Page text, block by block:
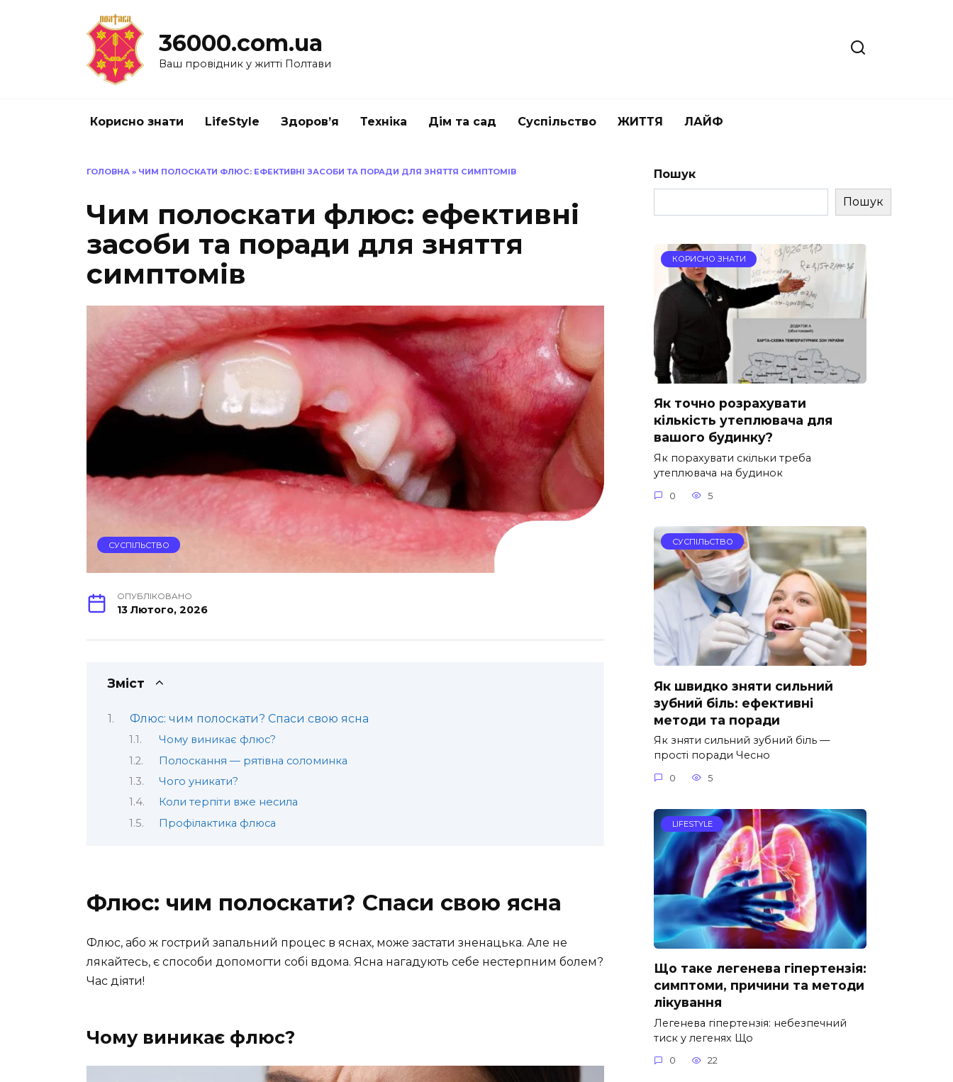
36000.com.ua
Ваш провідник у житті Полтави
Корисно знати LifeStyle Здоров’я Техніка Дім та сад Суспільство ЖИТТЯ ЛАЙФ
ГОЛОВНА » ЧИМ ПОЛОСКАТИ ФЛЮС: ЕФЕКТИВНІ ЗАСОБИ ТА ПОРАДИ ДЛЯ ЗНЯТТЯ СИМПТОМІВ
Чим полоскати флюс: ефективні
засоби та поради для зняття
симптомів
СУСПІЛЬСТВО
ОПУБЛІКОВАНО
13 Лютого, 2026
Зміст
Флюс: чим полоскати? Спаси свою ясна
Чому виникає флюс?
Полоскання — рятівна соломинка
Чого уникати?
Коли терпіти вже несила
Профілактика флюса
Флюс: чим полоскати? Спаси свою ясна
Флюс, або ж гострий запальний процес в яснах, може застати зненацька. Але не
лякайтесь, є способи допомогти собі вдома. Ясна нагадують себе нестерпним болем?
Час діяти!
Чому виникає флюс?
Пошук
Пошук
КОРИСНО ЗНАТИ
Як точно розрахувати
кількість утеплювача для
вашого будинку?
Як порахувати скільки треба
утеплювача на будинок
0 5
СУСПІЛЬСТВО
Як швидко зняти сильний
зубний біль: ефективні
методи та поради
Як зняти сильний зубний біль —
прості поради Чесно
0 5
LIFESTYLE
Що таке легенева гіпертензія:
симптоми, причини та методи
лікування
Легенева гіпертензія: небезпечний
тиск у легенях Що
0 22